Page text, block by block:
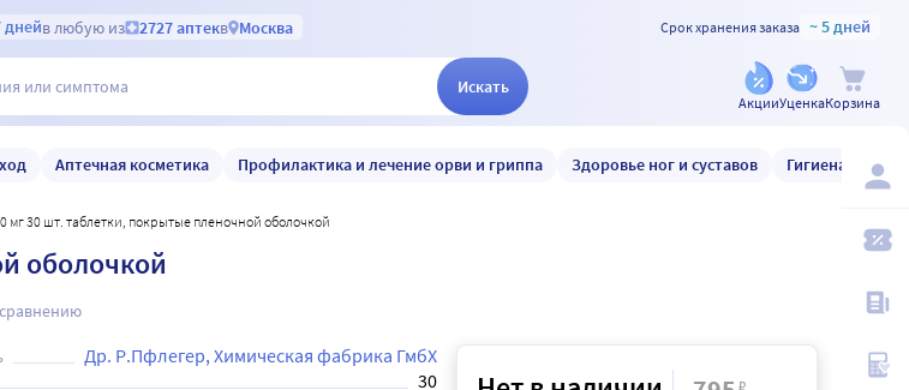
днейв любую из 2727 аптекв Москва Срок хранения заказа ~ 5 дней
Искать
АкцииУценкаКорзина
Аптечная косметика Профилактика и лечение орви и гриппа Здоровье ног и суставов Гигиена и уход
мг 30 шт. таблетки, покрытые пленочной оболочкой
оболочкой
Др. Р.Пфлегер, Химическая фабрика ГмбХ
30